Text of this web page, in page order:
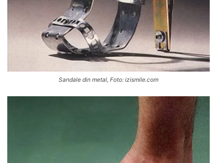
Sandale din metal, Foto: izismile.com